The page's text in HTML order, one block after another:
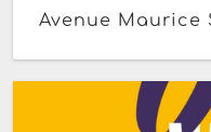
Avenue Maurice